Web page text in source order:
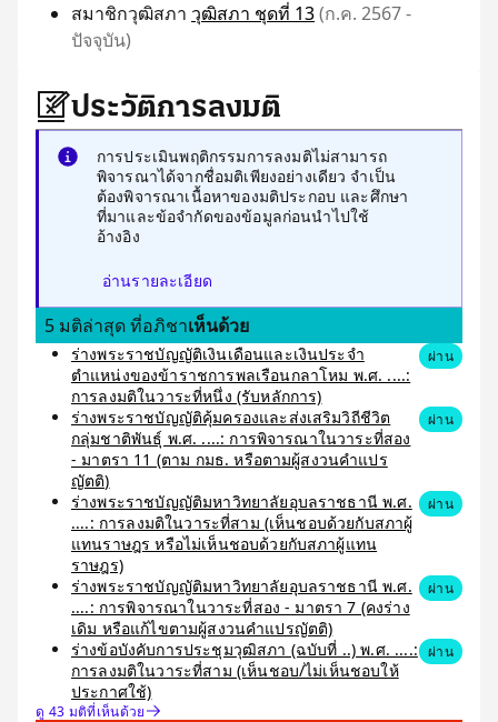
สมาชิกวุฒิสภา วุฒิสภา ชุดที่ 13(ก.ค. 2567 -
ปัจจุบัน)
ประวัติการลงมติ
การประเมินพฤติกรรมการลงมติไม่สามารถ
พิจารณาได้จากชื่อมติเพียงอย่างเดียว จำเป็น
ต้องพิจารณาเนื้อหาของมติประกอบ และศึกษา
ที่มาและข้อจำกัดของข้อมูลก่อนนำไปใช้
อ้างอิง
อ่านรายละเอียด
5 มติล่าสุด ที่อภิชาเห็นด้วย
ร่างพระราชบัญญัติเงินเดือนและเงินประจำ
ตำแหน่งของข้าราชการพลเรือนกลาโหม พ.ศ. ....:
การลงมติในวาระที่หนึ่ง (รับหลักการ)
ผ่าน
ร่างพระราชบัญญัติคุ้มครองและส่งเสริมวิถีชีวิต
กลุ่มชาติพันธุ์ พ.ศ. ....: การพิจารณาในวาระที่สอง
- มาตรา 11 (ตาม กมธ. หรือตามผู้สงวนคำแปร
ญัตติ)
ผ่าน
ร่างพระราชบัญญัติมหาวิทยาลัยอุบลราชธานี พ.ศ.
....: การลงมติในวาระที่สาม (เห็นชอบด้วยกับสภาผู้
แทนราษฎร หรือไม่เห็นชอบด้วยกับสภาผู้แทน
ราษฎร)
ผ่าน
ร่างพระราชบัญญัติมหาวิทยาลัยอุบลราชธานี พ.ศ.
....: การพิจารณาในวาระที่สอง - มาตรา 7 (คงร่าง
เดิม หรือแก้ไขตามผู้สงวนคำแปรญัตติ)
ผ่าน
ร่างข้อบังคับการประชุมวุฒิสภา (ฉบับที่ ..) พ.ศ. ....:
การลงมติในวาระที่สาม (เห็นชอบ/ไม่เห็นชอบให้
ประกาศใช้)
ผ่าน
ดู 43 มติที่เห็นด้วย